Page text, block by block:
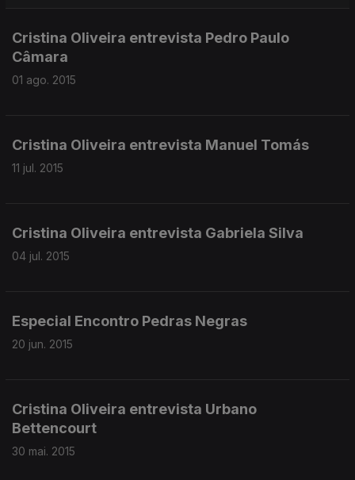
Cristina Oliveira entrevista Pedro Paulo
Câmara
01 ago. 2015
Cristina Oliveira entrevista Manuel Tomás
11 jul. 2015
Cristina Oliveira entrevista Gabriela Silva
04 jul. 2015
Especial Encontro Pedras Negras
20 jun. 2015
Cristina Oliveira entrevista Urbano
Bettencourt
30 mai. 2015